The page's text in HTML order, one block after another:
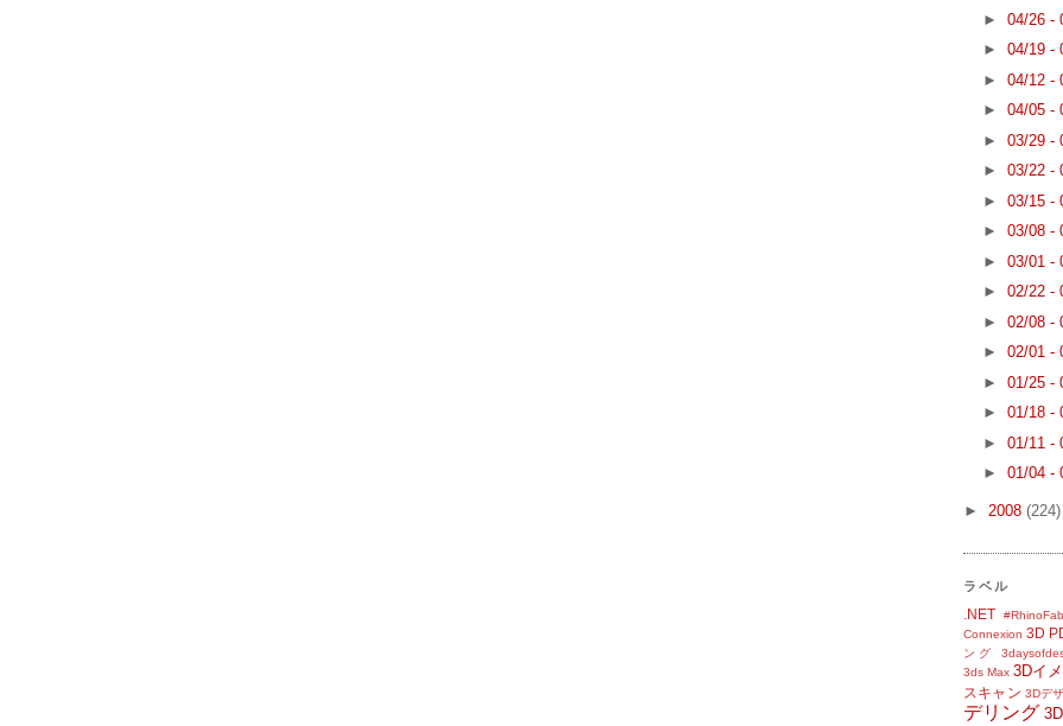
► 04/26 -
► 04/19 -
► 04/12 -
► 04/05 -
► 03/29 -
► 03/22 -
► 03/15 -
► 03/08 -
► 03/01 -
► 02/22 -
► 02/08 -
► 02/01 -
► 01/25 -
► 01/18 -
► 01/11 -
► 01/04 -
► 2008 (224)
ラベル
.NET
Connexion 3D
ング
3ds Max 3Dイ
スキャン 3Dデ
デリング